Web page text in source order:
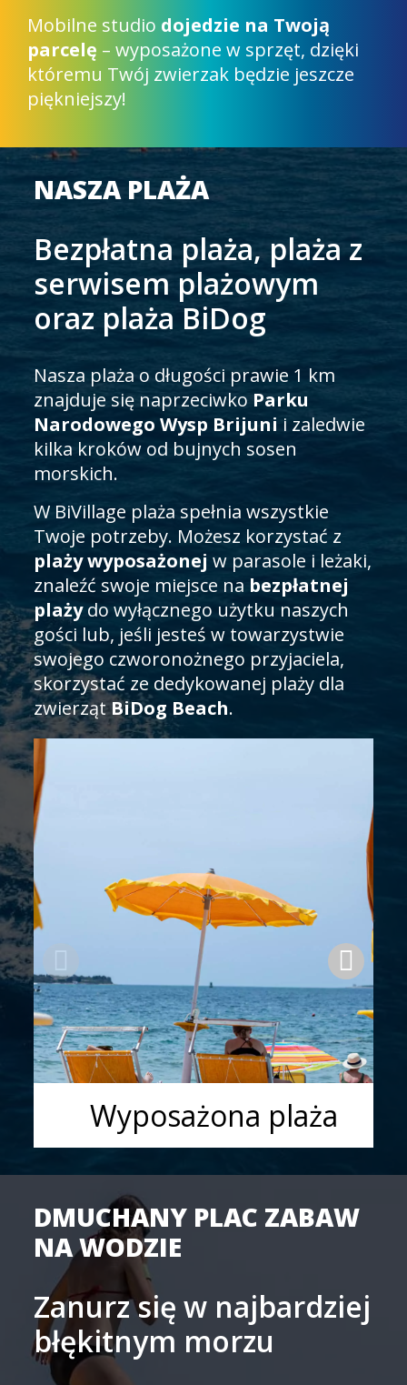
Mobilne studio dojedzie na Twoją
parcelę – wyposażone w sprzęt, dzięki
któremu Twój zwierzak będzie jeszcze
piękniejszy!
NASZA PLAŻA
Bezpłatna plaża, plaża z
serwisem plażowym
oraz plaża BiDog
Nasza plaża o długości prawie 1 km
znajduje się naprzeciwko Parku
Narodowego Wysp Brijuni i zaledwie
kilka kroków od bujnych sosen
morskich.
W BiVillage plaża spełnia wszystkie
Twoje potrzeby. Możesz korzystać z
plaży wyposażonej w parasole i leżaki,
znaleźć swoje miejsce na bezpłatnej
plażydo wyłącznego użytku naszych
gości lub, jeśli jesteś w towarzystwie
swojego czworonożnego przyjaciela,
skorzystać ze dedykowanej plaży dla
zwierzątBiDog Beach.
Wyposażona plaża
DMUCHANY PLAC ZABAW
NA WODZIE
Zanurz się w najbardziej
błękitnym morzu